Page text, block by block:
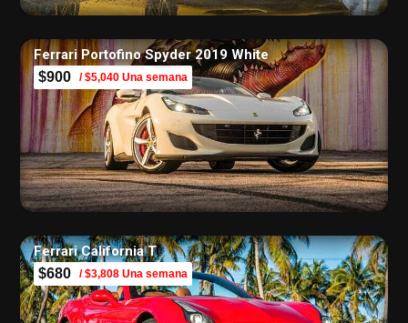
Ferrari Portofino Spyder 2019 White
$900 / $5,040 Una semana
Ferrari California T
$680 / $3,808 Una semana